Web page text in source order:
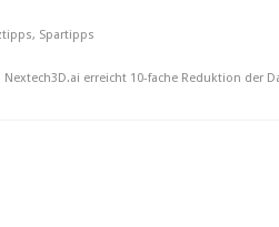
Spartipps
erreicht 10-fache Reduktion der